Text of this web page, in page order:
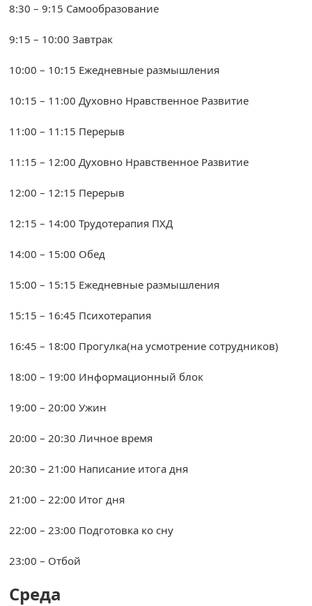
8:30 – 9:15 Самообразование
9:15 – 10:00 Завтрак
10:00 – 10:15 Ежедневные размышления
10:15 – 11:00 Духовно Нравственное Развитие
11:00 – 11:15 Перерыв
11:15 – 12:00 Духовно Нравственное Развитие
12:00 – 12:15 Перерыв
12:15 – 14:00 Трудотерапия ПХД
14:00 – 15:00 Обед
15:00 – 15:15 Ежедневные размышления
15:15 – 16:45 Психотерапия
16:45 – 18:00 Прогулка(на усмотрение сотрудников)
18:00 – 19:00 Информационный блок
19:00 – 20:00 Ужин
20:00 – 20:30 Личное время
20:30 – 21:00 Написание итога дня
21:00 – 22:00 Итог дня
22:00 – 23:00 Подготовка ко сну
23:00 – Отбой
Среда